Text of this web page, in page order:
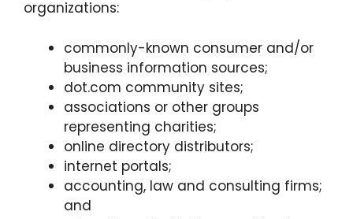
organizations:
commonly-known consumer and/or
business information sources;
dot.com community sites;
associations or other groups
representing charities;
online directory distributors;
internet portals;
accounting, law and consulting firms;
and